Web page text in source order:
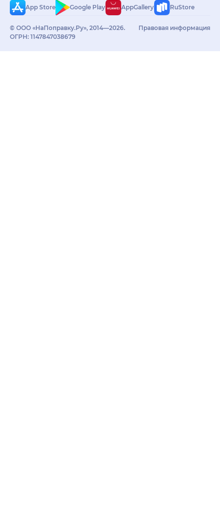
App Store
Google Play AppGallery RuStore
© ООО «НаПоправку.Ру», 2014—2026.
ОГРН: 1147847038679
Правовая информация